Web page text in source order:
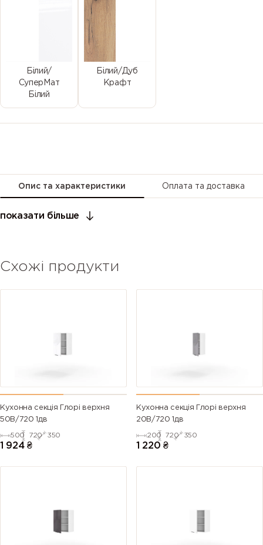
Білий/
СуперМат
Білий
Білий/Дуб
Крафт
Опис та характеристики Оплата та доставка
показати більше
Схожі продукти
Кухонна секція Глорі верхня
50В/720 1дв
500 720 350
1 924 ₴
Кухонна секція Глорі верхня
20В/720 1дв
200 720 350
1 220 ₴